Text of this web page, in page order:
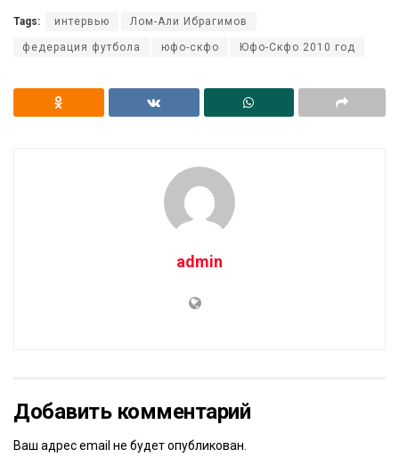
Tags: интервью Лом-Али Ибрагимов
федерация футбола юфо-скфо Юфо-Скфо 2010 год
admin
Добавить комментарий
Ваш адрес email не будет опубликован.